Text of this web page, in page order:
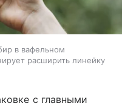
в вафельном
расширить линейку
с главными